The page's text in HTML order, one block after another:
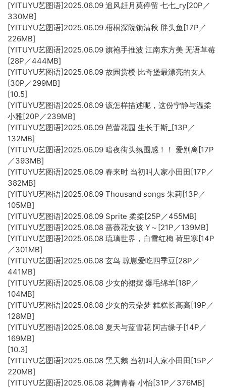
[YITUYU艺图语]2025.06.09 追风赶月莫停留 七七_ry[20P／
330MB]
[YITUYU艺图语]2025.06.09 梧桐深院锁清秋 胖头鱼[17P／
226MB]
[YITUYU艺图语]2025.06.09 旗袍手推波 江南东方美 无语草莓
[28P／444MB]
[YITUYU艺图语]2025.06.09 故园赏樱 比奇堡最漂亮的女人
[30P／299MB]
[10.5]
[YITUYU艺图语]2025.06.09 该怎样描述呢，这份宁静与温柔
小雅[20P／239MB]
[YITUYU艺图语]2025.06.09 芭蕾花园 生长于斯_[13P／
132MB]
[YITUYU艺图语]2025.06.09 暗夜街头氛围感！！ 爱别离[17P
／393MB]
[YITUYU艺图语]2025.06.09 春来时 当初叫人家小田田[17P／
382MB]
[YITUYU艺图语]2025.06.09 Thousand songs 朱莉[13P／
105MB]
[YITUYU艺图语]2025.06.09 Sprite 柔柔[25P／455MB]
[YITUYU艺图语]2025.06.08 蔷薇花女孩 Y～[21P／139MB]
[YITUYU艺图语]2025.06.08 琉璃世界，白雪红梅 荷里寒[14P
／301MB]
[YITUYU艺图语]2025.06.08 玄鸟 琼崽爱吃四季豆[28P／
441MB]
[YITUYU艺图语]2025.06.08 少女的裙摆 爆毛绵羊[18P／
104MB]
[YITUYU艺图语]2025.06.08 少女的云朵梦 糕糕长高高[19P／
128MB]
[YITUYU艺图语]2025.06.08 夏天与蓝雪花 阿吉缘子[14P／
169MB]
[10.3]
[YITUYU艺图语]2025.06.08 黑天鹅 当初叫人家小田田[15P／
220MB]
[YITUYU艺图语]2025.06.08 花舞青春 小怡[31P／376MB]